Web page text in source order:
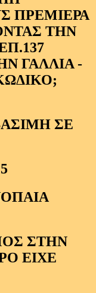
ΣΕ
ΣΤΗΝ
ΕΙΧΕ